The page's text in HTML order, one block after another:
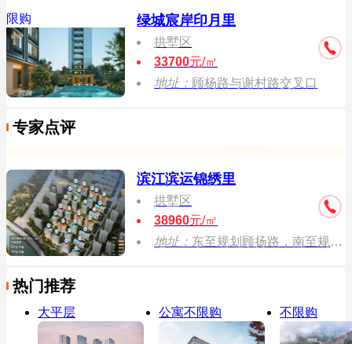
限购 绿城宸岸印月里
拱墅区
33700元/㎡
地址： 顾杨路与谢村路交叉口
专家点评
滨江滨运锦绣里
拱墅区
38960元/㎡
地址： 东至规划顾扬路，南至规划五号支路、规划绿化，西至御舟路，北至候圣街。
热门推荐
大平层 公寓不限购 不限购